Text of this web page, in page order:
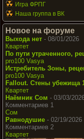
Игра ФРПГ
Наша группа в ВК
Новое на форуме
Выхода нет - 08/01/2026
Квартет
По пути утраченного,
pro100 Vasya
Истребитель Зоны,
pro100 Vasya
Fallout. Стены убежища
Квартет
Наёмник Сом - 03/03/
Комментариев 1
Сом
Равнодушие - 02/19/2026
Комментариев 2
Квартет